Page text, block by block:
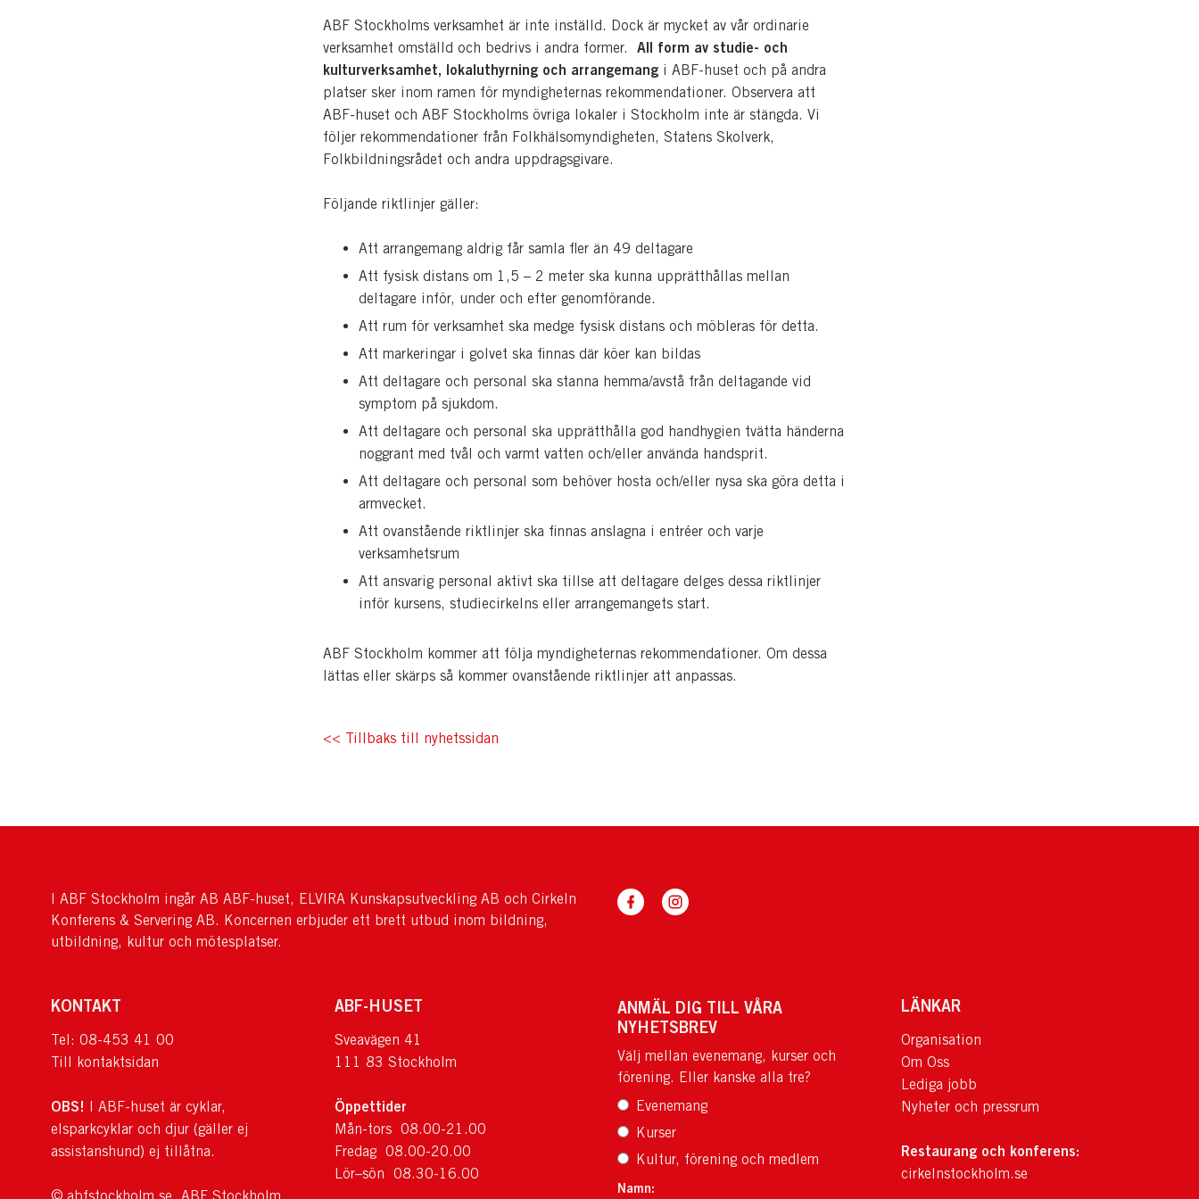
ABF Stockholms verksamhet är inte inställd. Dock är mycket av vår ordinarie
verksamhet omställd och bedrivs i andra former. All form av studie- och
kulturverksamhet, lokaluthyrning och arrangemang i ABF-huset och på andra
platser sker inom ramen för myndigheternas rekommendationer. Observera att
ABF-huset och ABF Stockholms övriga lokaler i Stockholm inte är stängda. Vi
följer rekommendationer från Folkhälsomyndigheten, Statens Skolverk,
Folkbildningsrådet och andra uppdragsgivare.
Följande riktlinjer gäller:
Att arrangemang aldrig får samla fler än 49 deltagare
Att fysisk distans om 1,5 – 2 meter ska kunna upprätthållas mellan
deltagare inför, under och efter genomförande.
Att rum för verksamhet ska medge fysisk distans och möbleras för detta.
Att markeringar i golvet ska finnas där köer kan bildas
Att deltagare och personal ska stanna hemma/avstå från deltagande vid
symptom på sjukdom.
Att deltagare och personal ska upprätthålla god handhygien tvätta händerna
noggrant med tvål och varmt vatten och/eller använda handsprit.
Att deltagare och personal som behöver hosta och/eller nysa ska göra detta i
armvecket.
Att ovanstående riktlinjer ska finnas anslagna i entréer och varje
verksamhetsrum
Att ansvarig personal aktivt ska tillse att deltagare delges dessa riktlinjer
inför kursens, studiecirkelns eller arrangemangets start.
ABF Stockholm kommer att följa myndigheternas rekommendationer. Om dessa
lättas eller skärps så kommer ovanstående riktlinjer att anpassas.
<< Tillbaks till nyhetssidan
I ABF Stockholm ingår AB ABF-huset, ELVIRA Kunskapsutveckling AB och Cirkeln
Konferens & Servering AB. Koncernen erbjuder ett brett utbud inom bildning,
utbildning, kultur och mötesplatser.
KONTAKT
Tel: 08-453 41 00
Till kontaktsidan
OBS! I ABF-huset är cyklar,
elsparkcyklar och djur (gäller ej
assistanshund) ej tillåtna.
ABF-HUSET
Sveavägen 41
111 83 Stockholm
Öppettider
Mån-tors 08.00-21.00
Fredag 08.00-20.00
Lör–sön 08.30-16.00
ANMÄL DIG TILL VÅRA
NYHETSBREV
Välj mellan evenemang, kurser och
förening. Eller kanske alla tre?
Evenemang
Kurser
Kultur, förening och medlem
Namn:
LÄNKAR
Organisation
Om Oss
Lediga jobb
Nyheter och pressrum
Restaurang och konferens:
cirkelnstockholm.se